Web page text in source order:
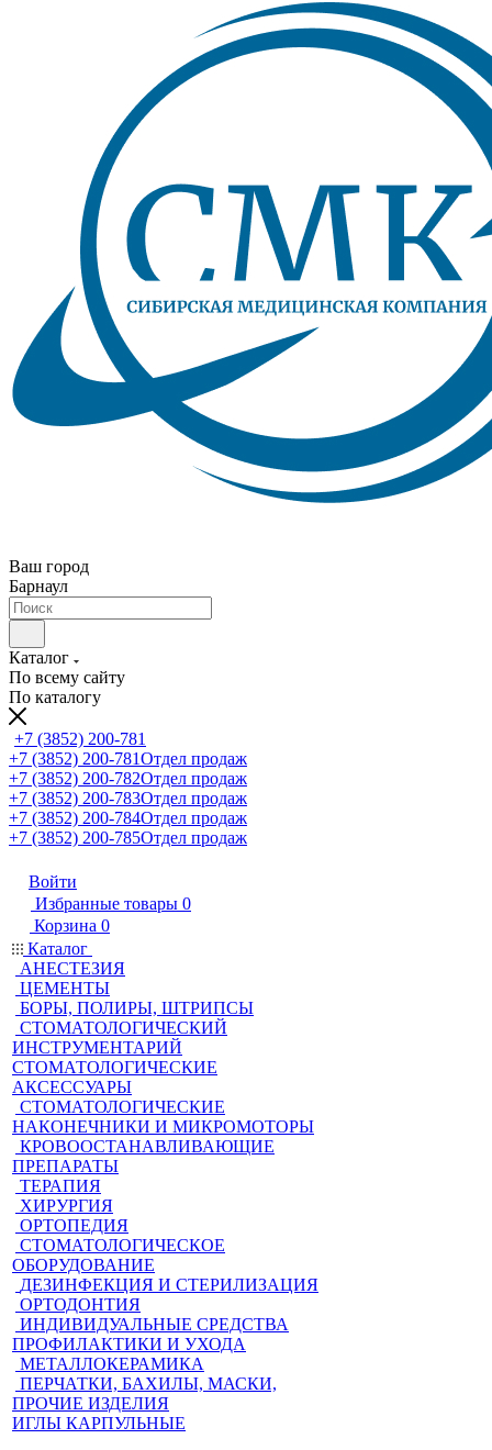
Ваш город
Барнаул
Каталог
По всему сайту
По каталогу
+7 (3852) 200-781
+7 (3852) 200-781Отдел продаж
+7 (3852) 200-782Отдел продаж
+7 (3852) 200-783Отдел продаж
+7 (3852) 200-784Отдел продаж
+7 (3852) 200-785Отдел продаж
Войти
Избранные товары 0
Корзина 0
Каталог
АНЕСТЕЗИЯ
ЦЕМЕНТЫ
БОРЫ, ПОЛИРЫ, ШТРИПСЫ
СТОМАТОЛОГИЧЕСКИЙ
ИНСТРУМЕНТАРИЙ
СТОМАТОЛОГИЧЕСКИЕ
АКСЕССУАРЫ
СТОМАТОЛОГИЧЕСКИЕ
НАКОНЕЧНИКИ И МИКРОМОТОРЫ
КРОВООСТАНАВЛИВАЮЩИЕ
ПРЕПАРАТЫ
ТЕРАПИЯ
ХИРУРГИЯ
ОРТОПЕДИЯ
СТОМАТОЛОГИЧЕСКОЕ
ОБОРУДОВАНИЕ
ДЕЗИНФЕКЦИЯ И СТЕРИЛИЗАЦИЯ
ОРТОДОНТИЯ
ИНДИВИДУАЛЬНЫЕ СРЕДСТВА
ПРОФИЛАКТИКИ И УХОДА
МЕТАЛЛОКЕРАМИКА
ПЕРЧАТКИ, БАХИЛЫ, МАСКИ,
ПРОЧИЕ ИЗДЕЛИЯ
ИГЛЫ КАРПУЛЬНЫЕ